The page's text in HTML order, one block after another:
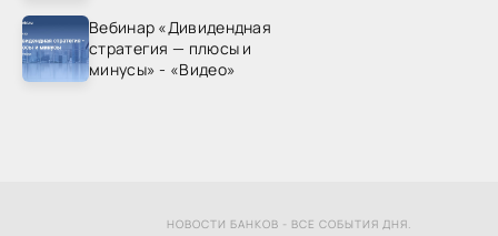
Вебинар «Дивидендная
стратегия — плюсы и
минусы» - «Видео»
НОВОСТИ БАНКОВ - ВСЕ СОБЫТИЯ ДНЯ.